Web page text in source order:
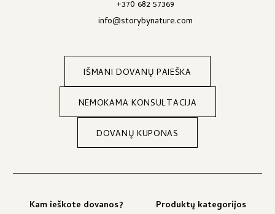
+370 682 57369
info@storybynature.com
IŠMANI DOVANŲ PAIEŠKA
NEMOKAMA KONSULTACIJA
DOVANŲ KUPONAS
Kam ieškote dovanos?
Produktų kategorijos